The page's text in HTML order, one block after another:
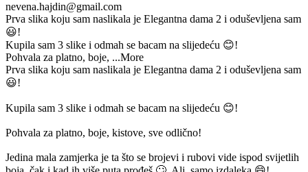
nevena.hajdin@gmail.com
Prva slika koju sam naslikala je Elegantna dama 2 i oduševljena sam
😃!
Kupila sam 3 slike i odmah se bacam na slijedeću 😊!
Pohvala za platno, boje, ...More
Prva slika koju sam naslikala je Elegantna dama 2 i oduševljena sam
😃!
Kupila sam 3 slike i odmah se bacam na slijedeću 😊!
Pohvala za platno, boje, kistove, sve odlično!
Jedina mala zamjerka je ta što se brojevi i rubovi vide ispod svijetlih